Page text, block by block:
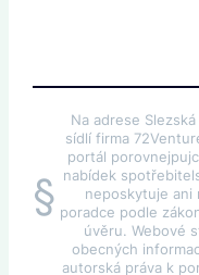
§
Na adrese
sídlí firma
portál
nabídek
neposkytuje ani
poradce podle
úvěru. Webové
obecných
autorská práva k